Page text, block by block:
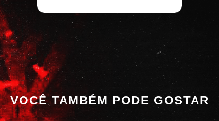
VOCÊ TAMBÉM PODE GOSTAR